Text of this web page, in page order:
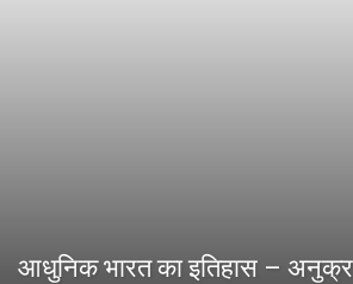
आधुनिक भारत का इतिहास –